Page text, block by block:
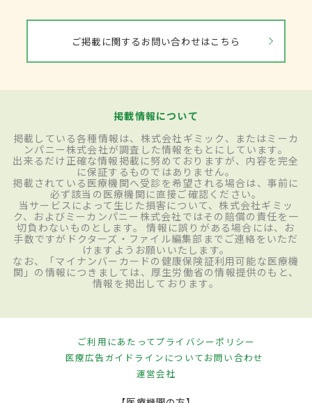
ご掲載に関するお問い合わせはこちら
掲載情報について
掲載している各種情報は、株式会社ギミック、またはミーカ
ンパニー株式会社が調査した情報をもとにしています。
出来るだけ正確な情報掲載に努めておりますが、内容を完全
に保証するものではありません。
掲載されている医療機関へ受診を希望される場合は、事前に
必ず該当の医療機関に直接ご確認ください。
当サービスによって生じた損害について、株式会社ギミッ
ク、およびミーカンパニー株式会社ではその賠償の責任を一
切負わないものとします。 情報に誤りがある場合には、お
手数ですがドクターズ・ファイル編集部までご連絡をいただ
けますようお願いいたします。
なお、「マイナンバーカードの健康保険証利用可能な医療機
関」の情報につきましては、厚生労働省の情報提供のもと、
情報を掲出しております。
ご利用にあたってプライバシーポリシー
医療広告ガイドラインについてお問い合わせ
運営会社